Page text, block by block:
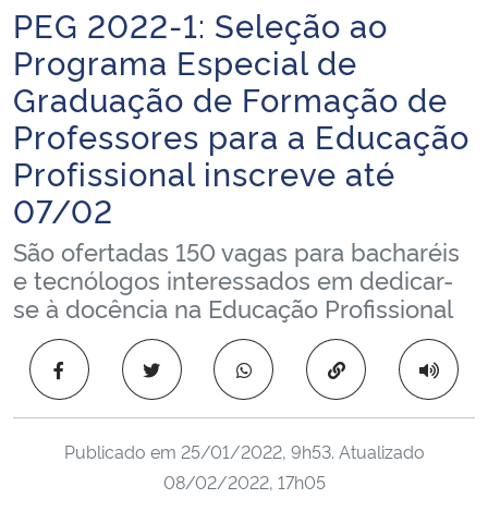
Ministério da Agricultura, Pecuária e Abastecimento
Ministério da Educação
Ministério da Cidadania
Ministério da Saúde
Ministério de Minas e Energia
Ministério da Ciência, Tecnologia, Inovações e Comunicações
Ministério do Meio Ambiente
Ministério do Turismo
Início do conteúdo
PEG 2022-1: Seleção ao
Programa Especial de
Graduação de Formação de
Professores para a Educação
Profissional inscreve até
07/02
São ofertadas 150 vagas para bacharéis
e tecnólogos interessados em dedicar-
se à docência na Educação Profissional
Copiar para área
Publicado em 25/01/2022, 9h53. Atualizado
08/02/2022, 17h05